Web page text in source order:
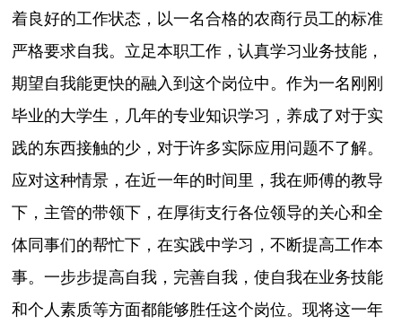
着良好的工作状态，以一名合格的农商行员工的标准
严格要求自我。立足本职工作，认真学习业务技能，
期望自我能更快的融入到这个岗位中。作为一名刚刚
毕业的大学生，几年的专业知识学习，养成了对于实
践的东西接触的少，对于许多实际应用问题不了解。
应对这种情景，在近一年的时间里，我在师傅的教导
下，主管的带领下，在厚街支行各位领导的关心和全
体同事们的帮忙下，在实践中学习，不断提高工作本
事。一步步提高自我，完善自我，使自我在业务技能
和个人素质等方面都能够胜任这个岗位。现将这一年